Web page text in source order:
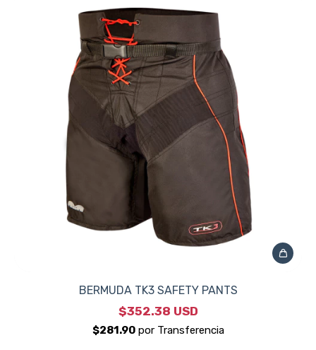
BERMUDA TK3 SAFETY PANTS
$352.38 USD